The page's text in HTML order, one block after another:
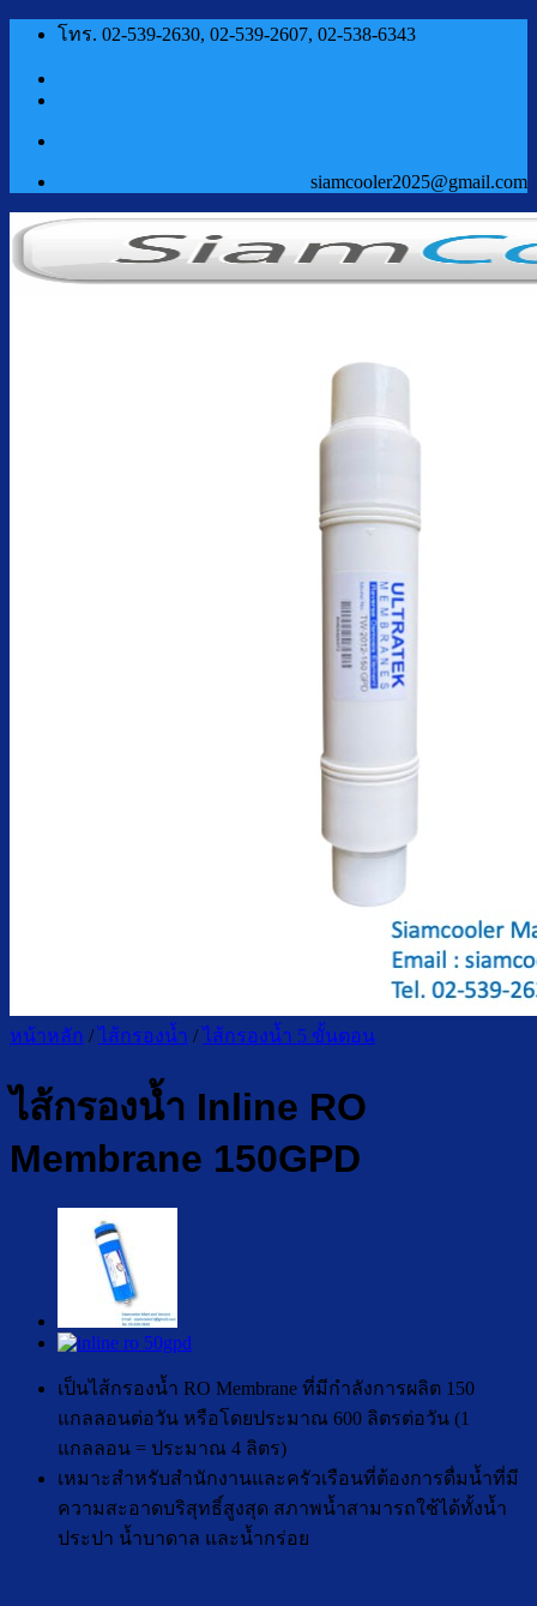
ข้าม
โทร. 02-539-2630, 02-539-2607, 02-538-6343
siamcooler2025@gmail.com
ตู้กดน้ำเย็น น้ำร้อน ถังคว่ำ
ตู้กดน้ำเย็น น้ำร้อน ถังล่าง
ตู้กดน้ำเย็น น้ำร้อน กรองในตัว
ตู้กดน้ำเย็น น้ำร้อน ต่อท่อประปา
ตู้กดน้ำเย็น น้ำร้อน สแตนเลส
หน้าหลัก / ไส้กรองน้ำ / ไส้กรองน้ำ 5 ขั้นตอน
ไส้กรองน้ำ Inline RO
Membrane 150GPD
เป็นไส้กรองน้ำ RO Membrane ที่มีกำลังการผลิต 150
แกลลอนต่อวัน หรือโดยประมาณ 600 ลิตรต่อวัน (1
แกลลอน = ประมาณ 4 ลิตร)
เหมาะสำหรับสำนักงานและครัวเรือนที่ต้องการดื่มน้ำที่มี
ความสะอาดบริสุทธิ์สูงสุด สภาพน้ำสามารถใช้ได้ทั้งน้ำ
ประปา น้ำบาดาล และน้ำกร่อย